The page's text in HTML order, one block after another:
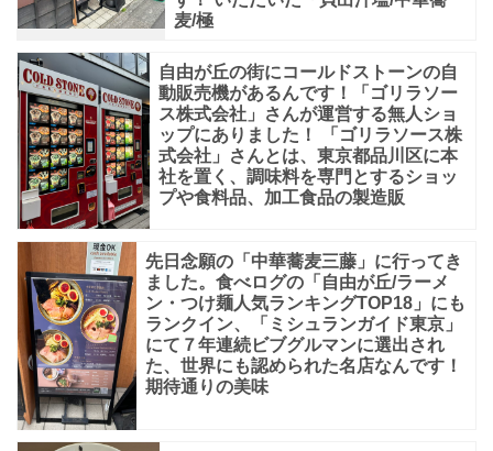
ズ」
麦/極
自由が丘の街にコールドストーンの自
動販売機があるんです！「ゴリラソー
ス株式会社」さんが運営する無人ショ
ップにありました！ 「ゴリラソース株
式会社」さんとは、東京都品川区に本
社を置く、調味料を専門とするショッ
プや食料品、加工食品の製造販
先日念願の「中華蕎麦三藤」に行ってき
ました。食べログの「自由が丘/ラーメ
ン・つけ麺人気ランキングTOP18」にも
ランクイン、「ミシュランガイド東京」
にて７年連続ビブグルマンに選出され
た、世界にも認められた名店なんです！
期待通りの美味